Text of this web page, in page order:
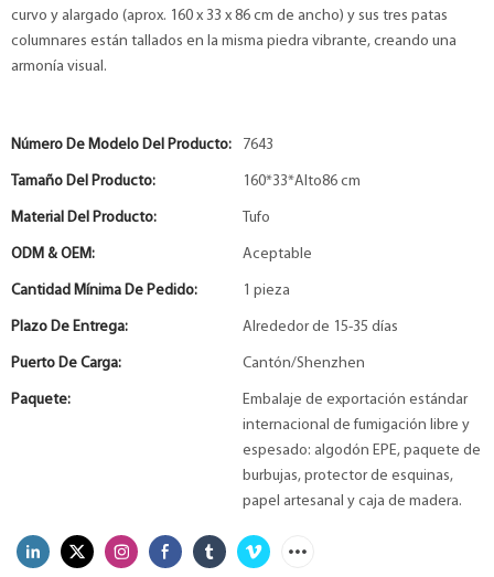
curvo y alargado (aprox. 160 x 33 x 86 cm de ancho) y sus tres patas
columnares están tallados en la misma piedra vibrante, creando una
armonía visual.
Número De Modelo Del Producto: 7643
Tamaño Del Producto: 160*33*Alto86 cm
Material Del Producto: Tufo
ODM & OEM: Aceptable
Cantidad Mínima De Pedido: 1 pieza
Plazo De Entrega: Alrededor de 15-35 días
Puerto De Carga: Cantón/Shenzhen
Paquete:
Embalaje de exportación estándar
internacional de fumigación libre y
espesado: algodón EPE, paquete de
burbujas, protector de esquinas,
papel artesanal y caja de madera.